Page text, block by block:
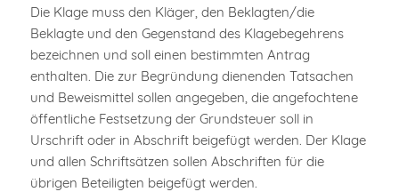
Die Klage muss den Kläger, den Beklagten/die
Beklagte und den Gegenstand des Klagebegehrens
bezeichnen und soll einen bestimmten Antrag
enthalten. Die zur Begründung dienenden Tatsachen
und Beweismittel sollen angegeben, die angefochtene
öffentliche Festsetzung der Grundsteuer soll in
Urschrift oder in Abschrift beigefügt werden. Der Klage
und allen Schriftsätzen sollen Abschriften für die
übrigen Beteiligten beigefügt werden.